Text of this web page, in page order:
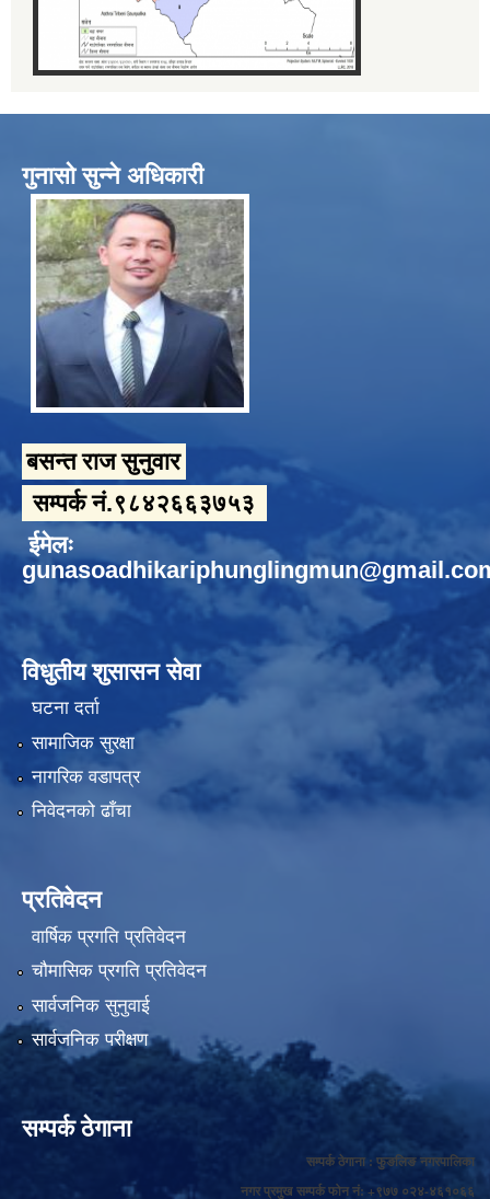
गुनासो सुन्ने अधिकारी
बसन्त राज सुनुवार
सम्पर्क नं.९८४२६६३७५३
ईमेलः
विधुतीय शुसासन सेवा
घटना दर्ता
सामाजिक सुरक्षा
नागरिक वडापत्र
निवेदनको ढाँचा
प्रतिवेदन
वार्षिक प्रगति प्रतिवेदन
चौमासिक प्रगति प्रतिवेदन
सार्वजनिक सुनुवाई
सार्वजनिक परीक्षण
सम्पर्क ठेगाना
सम्पर्क ठेगाना : फुङलिङ नगरपालिका
नगर प्रमुख सम्पर्क फोन नं: +९७७ ०२४-४६१०६६